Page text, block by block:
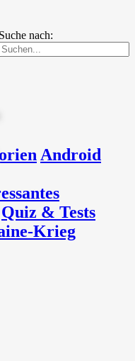
Suche nach:
Android
Quiz & Tests
Krieg